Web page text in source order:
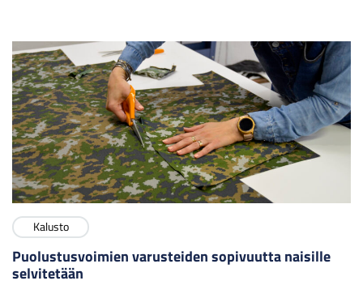
Kalusto
Puolustusvoimien varusteiden sopivuutta naisille
selvitetään